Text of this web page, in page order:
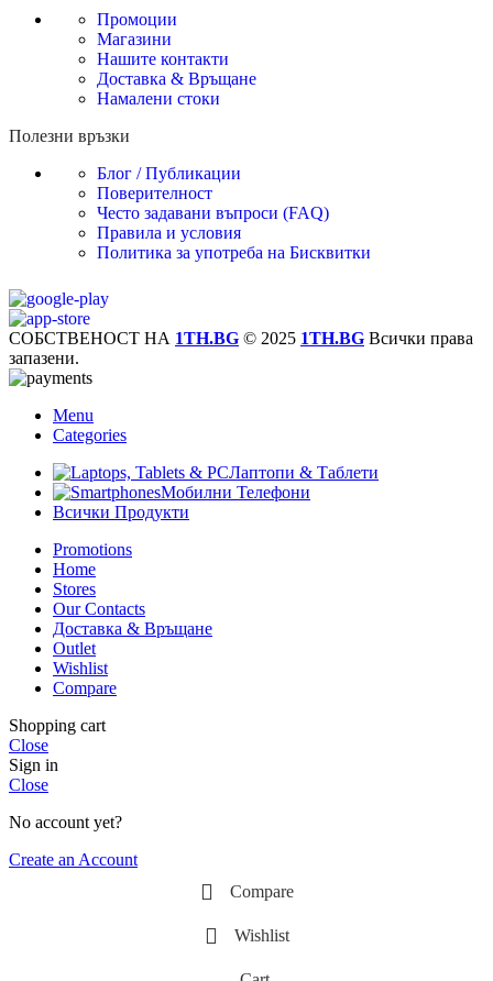
Промоции
Магазини
Нашите контакти
Доставка & Връщане
Намалени стоки
Полезни връзки
Блог / Публикации
Поверителност
Често задавани въпроси (FAQ)
Правила и условия
Политика за употреба на Бисквитки
СОБСТВЕНОСТ НА 1TH.BG © 2025 1TH.BG Всички права
запазени.
Menu
Categories
Лаптопи & Таблети
Мобилни Телефони
Всички Продукти
Promotions
Home
Stores
Our Contacts
Доставка & Връщане
Outlet
Wishlist
Compare
Shopping cart
Close
Sign in
Close
No account yet?
Create an Account
Compare
Wishlist